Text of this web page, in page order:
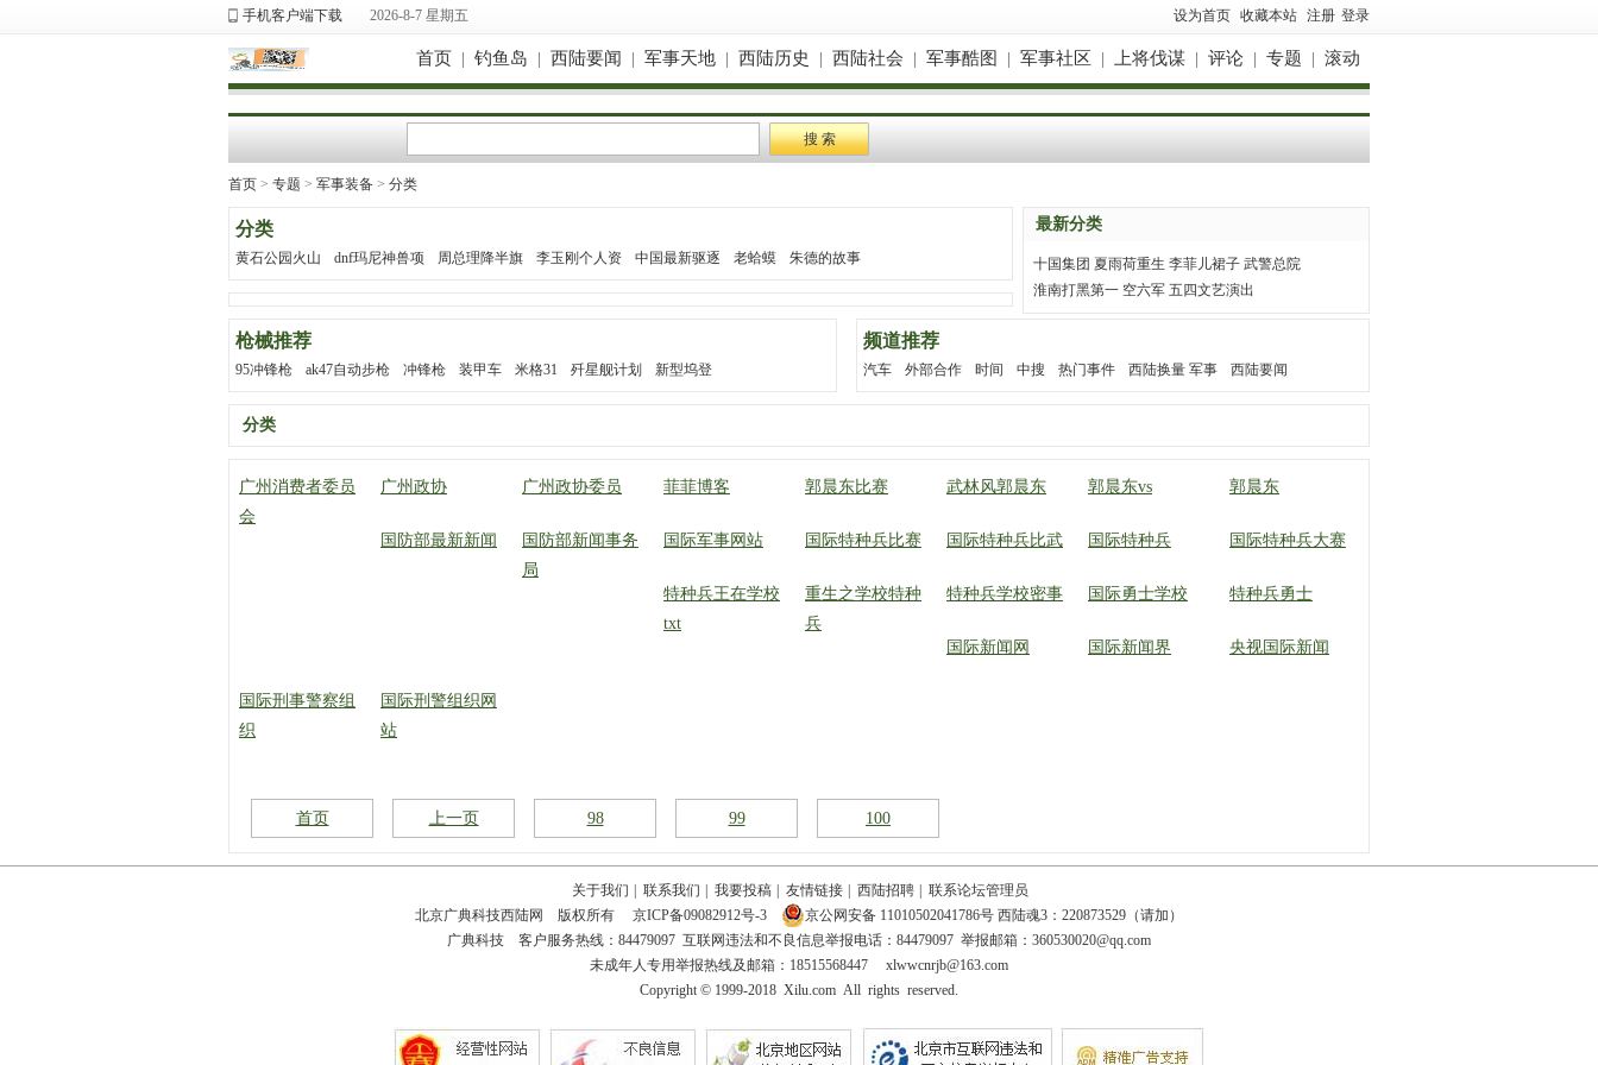
手机客户端下载 2026-8-7 星期五 设为首页 收藏本站 注册 登录
首页 | 钓鱼岛 | 西陆要闻 | 军事天地 | 西陆历史 | 西陆社会 | 军事酷图 | 军事社区 | 上将伐谋 | 评论 | 专题 | 滚动
首页 > 专题 > 军事装备 > 分类
分类
黄石公园火山 dnf玛尼神兽项 周总理降半旗 李玉刚个人资 中国最新驱逐 老蛤蟆 朱德的故事
最新分类
十国集团 夏雨荷重生 李菲儿裙子 武警总院
淮南打黑第一 空六军 五四文艺演出
枪械推荐
95冲锋枪 ak47自动步枪 冲锋枪 装甲车 米格31 歼星舰计划 新型坞登
频道推荐
汽车 外部合作 时间 中搜 热门事件 西陆换量 军事 西陆要闻
分类
广州消费者委员
会
广州政协 广州政协委员 菲菲博客 郭晨东比赛 武林风郭晨东 郭晨东vs 郭晨东
国防部最新新闻
国防部新闻事务
局
国际军事网站 国际特种兵比赛 国际特种兵比武 国际特种兵 国际特种兵大赛
特种兵王在学校
txt
重生之学校特种
兵
特种兵学校密事 国际勇士学校 特种兵勇士
国际新闻网 国际新闻界 央视国际新闻
国际刑事警察组
织
国际刑警组织网
站
首页 上一页 98 99 100
关于我们 联系我们 我要投稿 友情链接 西陆招聘
联系论坛管理员
北京广典科技西陆网 版权所有
京ICP备09082912号-3 京公网安备 11010502041786号 西陆魂3：220873529（请加）
广典科技 客户服务热线：84479097 互联网违法和不良信息举报电话：84479097 举报邮箱：360530020@qq.com
未成年人专用举报热线及邮箱：18515568447 xlwwcnrjb@163.com
Copyright © 1999-2018 Xilu.com All rights reserved.